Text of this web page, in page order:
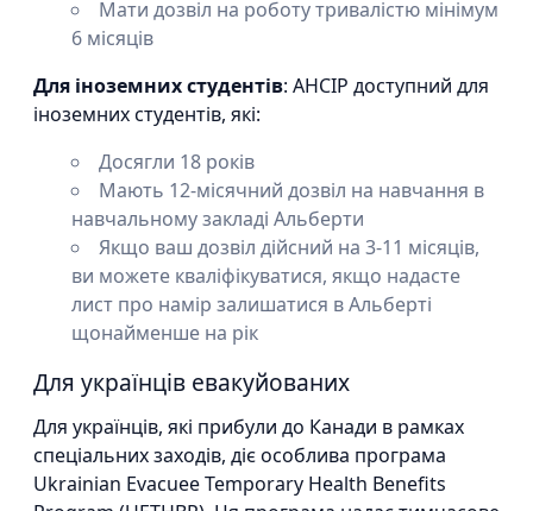
Мати дозвіл на роботу тривалістю мінімум
6 місяців
Для іноземних студентів: AHCIP доступний для
іноземних студентів, які:
Досягли 18 років
Мають 12-місячний дозвіл на навчання в
навчальному закладі Альберти
Якщо ваш дозвіл дійсний на 3-11 місяців,
ви можете кваліфікуватися, якщо надасте
лист про намір залишатися в Альберті
щонайменше на рік
Для українців евакуйованих
Для українців, які прибули до Канади в рамках
спеціальних заходів, діє особлива програма
Ukrainian Evacuee Temporary Health Benefits